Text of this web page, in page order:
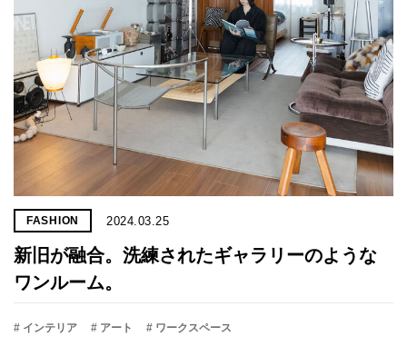
FASHION 2024.03.25
新旧が融合。洗練されたギャラリーのような
ワンルーム。
# インテリア # アート # ワークスペース